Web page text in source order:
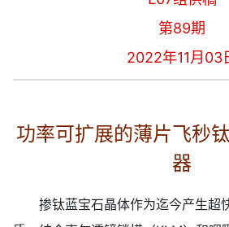
第89期
2022年11月03
功率可扩展的薄片飞秒
器
掺钛蓝宝石晶体作为迄今产生超